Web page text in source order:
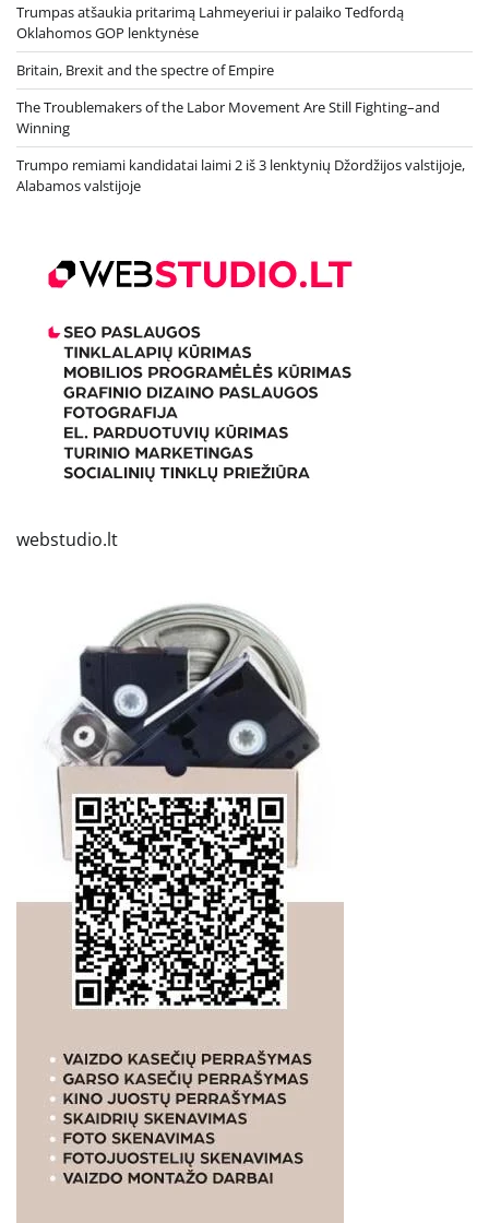
Trumpas atšaukia pritarimą Lahmeyeriui ir palaiko Tedfordą
Oklahomos GOP lenktynėse
Britain, Brexit and the spectre of Empire
The Troublemakers of the Labor Movement Are Still Fighting–and
Winning
Trumpo remiami kandidatai laimi 2 iš 3 lenktynių Džordžijos valstijoje,
Alabamos valstijoje
webstudio.lt